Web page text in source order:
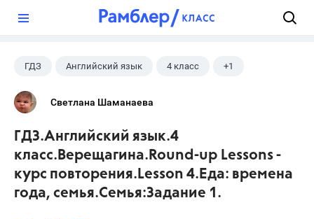
ГДЗ Английский язык 4 класс +1
Верещагина И.Н.
Светлана Шаманаева
ГДЗ.Английский язык.4
класс.Верещагина.Round-up Lessons -
курс повторения.Lesson 4.Еда: времена
года, семья.Семья:Задание 1.